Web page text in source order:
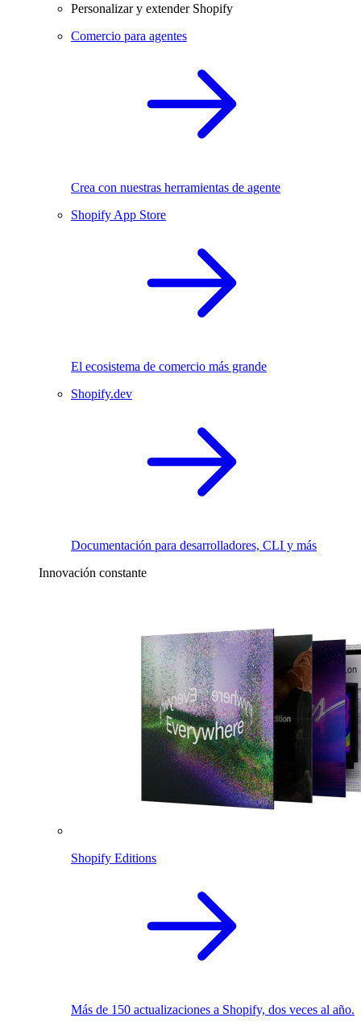
Personalizar y extender Shopify
Comercio para agentes
Crea con nuestras herramientas de agente
Shopify App Store
El ecosistema de comercio más grande
Shopify.dev
Documentación para desarrolladores, CLI y más
Innovación constante
Shopify Editions
Más de 150 actualizaciones a Shopify, dos veces al año.